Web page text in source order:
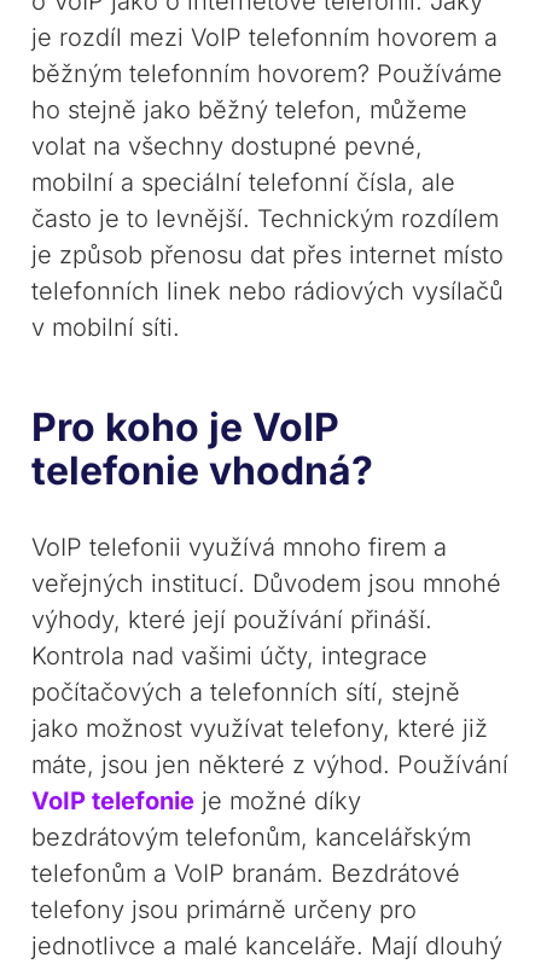
je rozdíl mezi VoIP telefonním hovorem a
běžným telefonním hovorem? Používáme
ho stejně jako běžný telefon, můžeme
volat na všechny dostupné pevné,
mobilní a speciální telefonní čísla, ale
často je to levnější. Technickým rozdílem
je způsob přenosu dat přes internet místo
telefonních linek nebo rádiových vysílačů
v mobilní síti.
Pro koho je VoIP
telefonie vhodná?
VoIP telefonii využívá mnoho firem a
veřejných institucí. Důvodem jsou mnohé
výhody, které její používání přináší.
Kontrola nad vašimi účty, integrace
počítačových a telefonních sítí, stejně
jako možnost využívat telefony, které již
máte, jsou jen některé z výhod. Používání
VoIP telefonie je možné díky
bezdrátovým telefonům, kancelářským
telefonům a VoIP branám. Bezdrátové
telefony jsou primárně určeny pro
jednotlivce a malé kanceláře. Mají dlouhý